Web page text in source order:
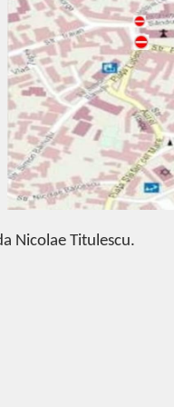
Nicolae Titulescu.